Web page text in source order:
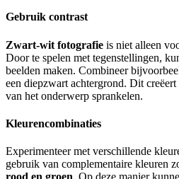
Gebruik contrast
Zwart-wit fotografie is niet alleen
Door te spelen met tegenstellingen,
beelden maken. Combineer
een diepzwart achtergrond. Dit
van het onderwerp sprankelen.
Kleurencombinaties
Experimenteer met verschillende
gebruik van complementaire kleuren